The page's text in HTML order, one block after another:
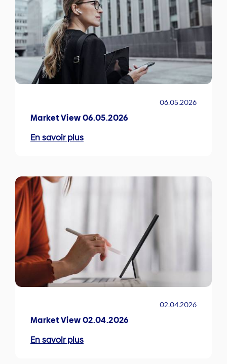
06.05.2026
Market View 06.05.2026
En savoir plus
02.04.2026
Market View 02.04.2026
En savoir plus